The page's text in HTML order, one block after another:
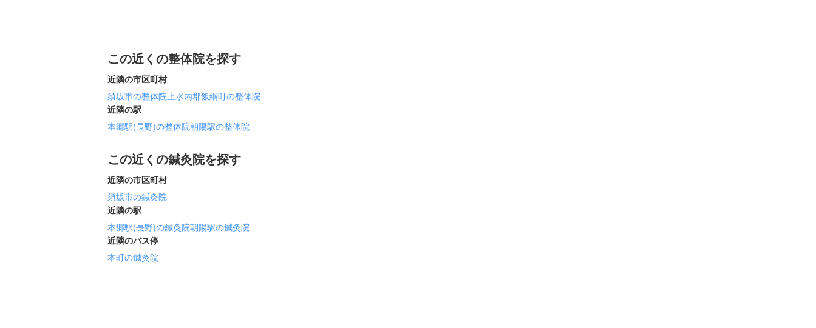
この近くの整体院を探す
近隣の市区町村
須坂市の整体院 上水内郡飯綱町の整体院
近隣の駅
本郷駅(長野)の整体院朝陽駅の整体院
この近くの鍼灸院を探す
近隣の市区町村
須坂市の鍼灸院
近隣の駅
本郷駅(長野)の鍼灸院朝陽駅の鍼灸院
近隣のバス停
本町の鍼灸院